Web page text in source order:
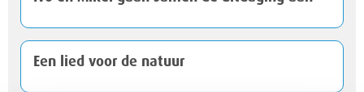
Een lied voor de natuur